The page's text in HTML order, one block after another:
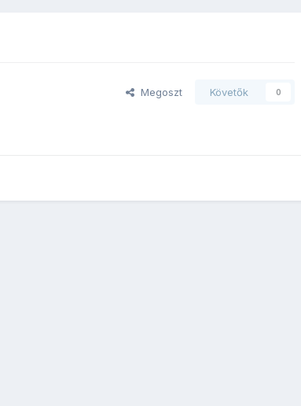
Megoszt Követők 0